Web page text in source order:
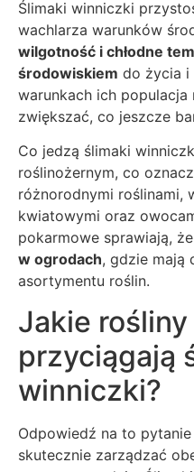
Ślimaki winniczki
wachlarza warunków
wilgotność i chłodne
środowiskiem do życia i
warunkach ich
zwiększać, co jeszcze
Co jedzą ślimaki
roślinożernym, co
różnorodnymi roślinami,
kwiatowymi oraz
pokarmowe sprawiają,
w ogrodach, gdzie mają
asortymentu roślin.
Jakie
przyciągają
winniczki?
Odpowiedź na to
skutecznie zarządzać